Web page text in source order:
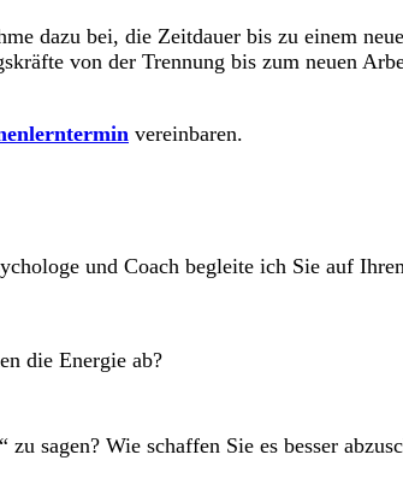
dazu bei, die Zeitdauer bis zu einem
von der Trennung bis zum neuen
vereinbaren.
und Coach begleite ich Sie auf
die Energie ab?
sagen? Wie schaffen Sie es besser